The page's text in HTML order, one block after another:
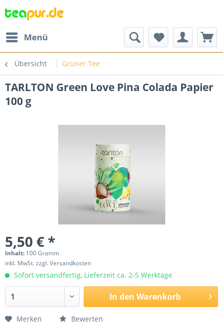
Menü
Übersicht Grüner Tee
TARLTON Green Love Pina Colada Papier
100 g
5,50 € *
Inhalt: 100 Gramm
inkl. MwSt.zzgl. Versandkosten
Sofort versandfertig, Lieferzeit ca. 2-5 Werktage
In den Warenkorb
Merken Bewerten